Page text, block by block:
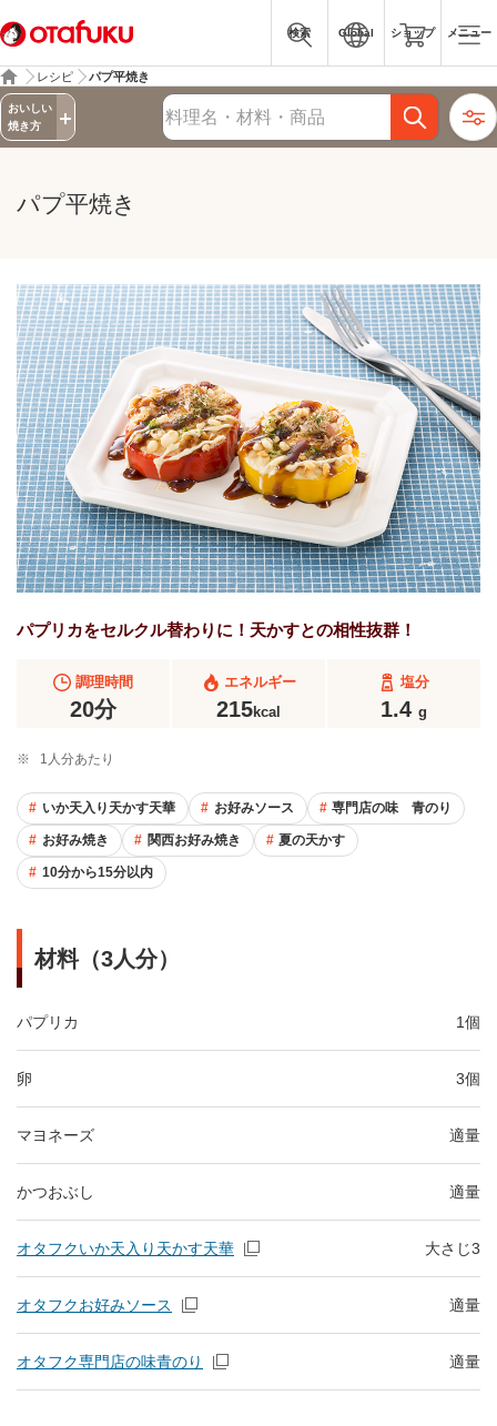
検索 Global ショップ メニュー
レシピ パプ平焼き
おいしい
焼き方
レシピ検索
パプ平焼き
パプリカをセルクル替わりに！天かすとの相性抜群！
調理時間
20分
エネルギー
215kcal
塩分
1.4 g
※ 1人分あたり
いか天入り天かす天華 お好みソース 専門店の味 青のり
お好み焼き 関西お好み焼き 夏の天かす
10分から15分以内
材料（3人分）
パプリカ 1個
卵 3個
マヨネーズ 適量
かつおぶし 適量
オタフクいか天入り天かす天華 大さじ3
オタフクお好みソース 適量
オタフク専門店の味青のり 適量